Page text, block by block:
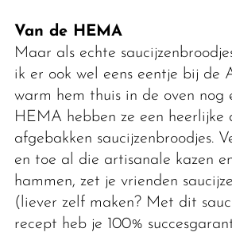
Van de HEMA
Maar als echte
ik er ook wel eens eentje bij de
warm hem thuis in de oven nog
HEMA hebben ze een heerlijke
afgebakken saucijzenbroodjes.
en toe al die artisanale kazen
hammen, zet je vrienden
(liever zelf maken? Met dit
recept heb je 100%